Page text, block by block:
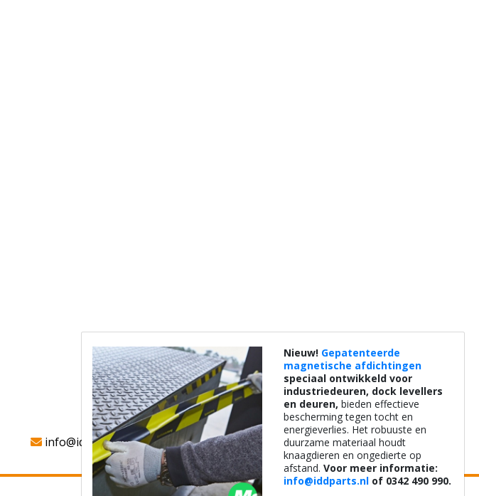
info@iddparts.nl
Nieuw! Gepatenteerde
magnetische afdichtingen
speciaal ontwikkeld voor
industriedeuren, dock levellers
en deuren, bieden effectieve
bescherming tegen tocht en
energieverlies. Het robuuste en
duurzame materiaal houdt
knaagdieren en ongedierte op
afstand. Voor meer informatie:
info@iddparts.nl of 0342 490 990.